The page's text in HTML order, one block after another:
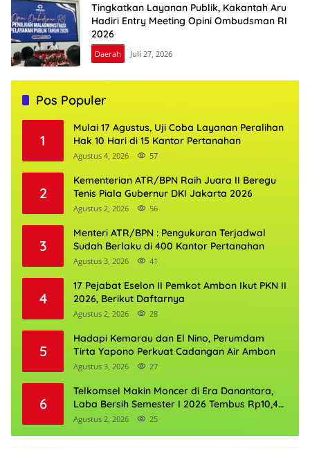
Tingkatkan Layanan Publik, Kakantah Aru
Hadiri Entry Meeting Opini Ombudsman RI
2026
Daerah Juli 27, 2026
Pos Populer
1
Mulai 17 Agustus, Uji Coba Layanan Peralihan
Hak 10 Hari di 15 Kantor Pertanahan
Agustus 4, 2026 57
2
Kementerian ATR/BPN Raih Juara II Beregu
Tenis Piala Gubernur DKI Jakarta 2026
Agustus 2, 2026 56
3
Menteri ATR/BPN : Pengukuran Terjadwal
Sudah Berlaku di 400 Kantor Pertanahan
Agustus 3, 2026 41
4
17 Pejabat Eselon II Pemkot Ambon Ikut PKN II
2026, Berikut Daftarnya
Agustus 2, 2026 28
5
Hadapi Kemarau dan El Nino, Perumdam
Tirta Yapono Perkuat Cadangan Air Ambon
Agustus 3, 2026 27
6
Telkomsel Makin Moncer di Era Danantara,
Laba Bersih Semester I 2026 Tembus Rp10,4
Triliun
Agustus 2, 2026 25